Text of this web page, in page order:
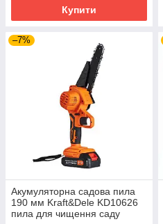
Купити
–7%
Акумуляторна садова пила
190 мм Kraft&Dele KD10626
пила для чищення саду